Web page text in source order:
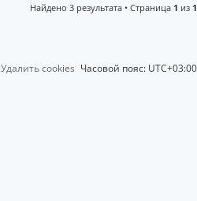
Найдено 3 результата • Страница 1 из 1
Часовой пояс: UTC+03:00
Удалить cookies